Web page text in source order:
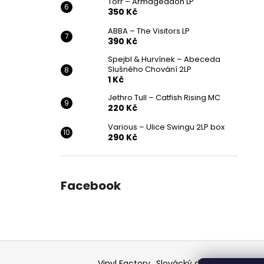
350 Kč
ABBA – The Visitors LP
390 Kč
Spejbl & Hurvínek – Abeceda
Slušného Chování 2LP
1 Kč
Jethro Tull – Catfish Rising MC
220 Kč
Various ‎– Ulice Swingu 2LP box
290 Kč
Facebook
Z